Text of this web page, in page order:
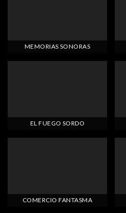
MEMORIAS SONORAS
EL FUEGO SORDO
COMERCIO FANTASMA